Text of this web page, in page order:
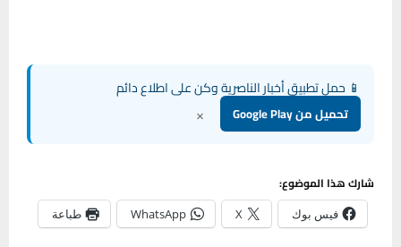
📱 حمل تطبيق أخبار الناصرية وكن على اطلاع دائم
تحميل من Google Play ×
شارك هذا الموضوع:
فيس بوك X
WhatsApp طباعة